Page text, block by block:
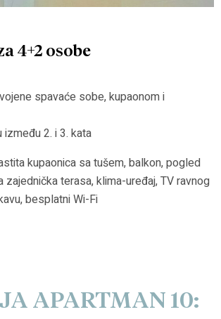
4+2 osobe
spavaće sobe, kupaonom i
između 2. i 3. kata
kupaonica sa tušem, balkon, pogled
zajednička terasa, klima-uređaj, TV ravnog
besplatni Wi-Fi
APARTMAN 10: